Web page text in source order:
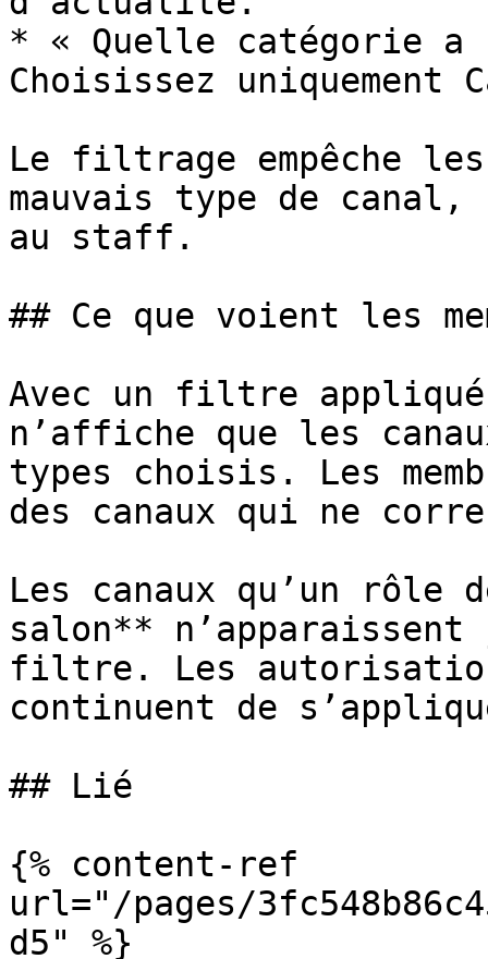
* « Quelle catégorie a
Choisissez uniquement
Le filtrage empêche
mauvais type de
au staff.
## Ce que voient les
Avec un filtre
n’affiche que les
types choisis. Les
des canaux qui ne
Les canaux qu’un rôle
salon**
filtre. Les
continuent de
## Lié
{% content-ref
url="/pages/
d5" %}